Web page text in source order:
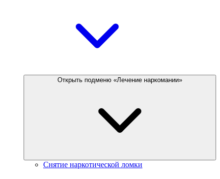
Открыть подменю «Лечение наркомании»
Снятие наркотической ломки